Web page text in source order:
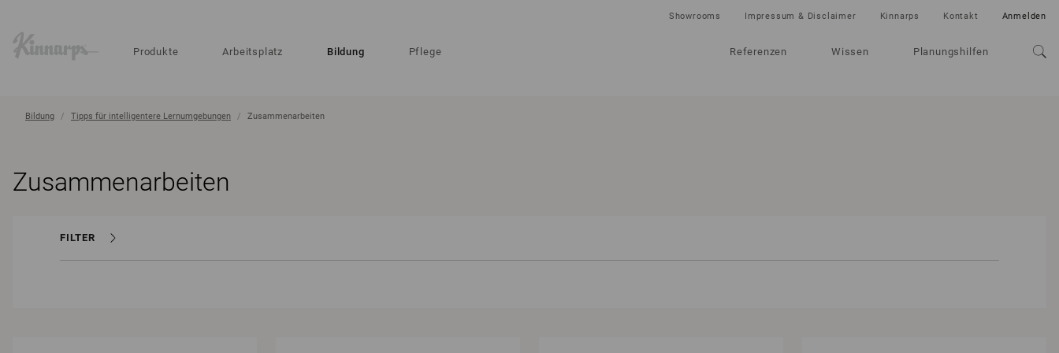
Produkte Arbeitsplatz Bildung Pflege Referenzen Wissen Planungshilfen
Showrooms Impressum & Disclaimer Kinnarps Kontakt Anmelden
Bildung Tipps für intelligentere Lernumgebungen Zusammenarbeiten
Zusammenarbeiten
FILTER